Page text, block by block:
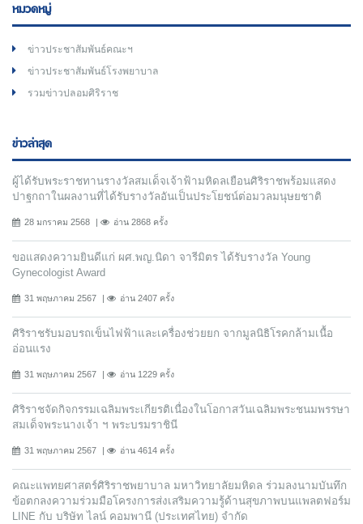
หมวดหมู่
ข่าวประชาสัมพันธ์คณะฯ
ข่าวประชาสัมพันธ์โรงพยาบาล
รวมข่าวปลอมศิริราช
ข่าวล่าสุด
ผู้ได้รับพระราชทานรางวัลสมเด็จเจ้าฟ้ามหิดลเยือนศิริราชพร้อมแสดง
ปาฐกถาในผลงานที่ได้รับรางวัลอันเป็นประโยชน์ต่อมวลมนุษยชาติ
28 มกราคม 2568 อ่าน 2868 ครั้ง
ขอแสดงความยินดีแก่ ผศ.พญ.นิดา จารีมิตร ได้รับรางวัล Young
Gynecologist Award
31 พฤษภาคม 2567 อ่าน 2407 ครั้ง
ศิริราชรับมอบรถเข็นไฟฟ้าและเครื่องช่วยยก จากมูลนิธิโรคกล้ามเนื้อ
อ่อนแรง
31 พฤษภาคม 2567 อ่าน 1229 ครั้ง
ศิริราชจัดกิจกรรมเฉลิมพระเกียรติเนื่องในโอกาสวันเฉลิมพระชนมพรรษา
สมเด็จพระนางเจ้า ฯ พระบรมราชินี
31 พฤษภาคม 2567 อ่าน 4614 ครั้ง
คณะแพทยศาสตร์ศิริราชพยาบาล มหาวิทยาลัยมหิดล ร่วมลงนามบันทึก
ข้อตกลงความร่วมมือโครงการส่งเสริมความรู้ด้านสุขภาพบนแพลตฟอร์ม
LINE กับ บริษัท ไลน์ คอมพานี (ประเทศไทย) จํากัด